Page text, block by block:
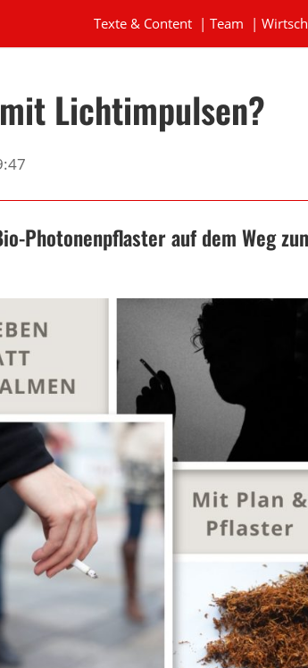
Texte & Content| Team |
Lichtimpulsen?
Photonenpflaster auf dem Weg